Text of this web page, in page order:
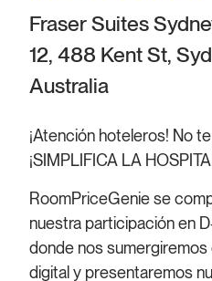
Fraser Suites
12, 488 Kent St,
Australia
¡Atención hoteleros! No
¡SIMPLIFICA LA
RoomPriceGenie se
nuestra participación en
donde nos sumergiremos
digital y presentaremos